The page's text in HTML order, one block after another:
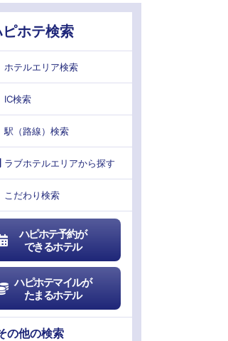
ピホテ検索
ホテルエリア検索
IC検索
駅（路線）検索
ラブホテルエリアから探す
こだわり検索
ハピホテ予約が
できるホテル
ハピホテマイルが
たまるホテル
の他の検索